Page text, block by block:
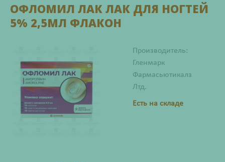
ОФЛОМИЛ ЛАК ЛАК ДЛЯ НОГТЕЙ
5% 2,5МЛ ФЛАКОН
Производитель:
Гленмарк
Фармасьютикалз
Лтд.
Есть на складе